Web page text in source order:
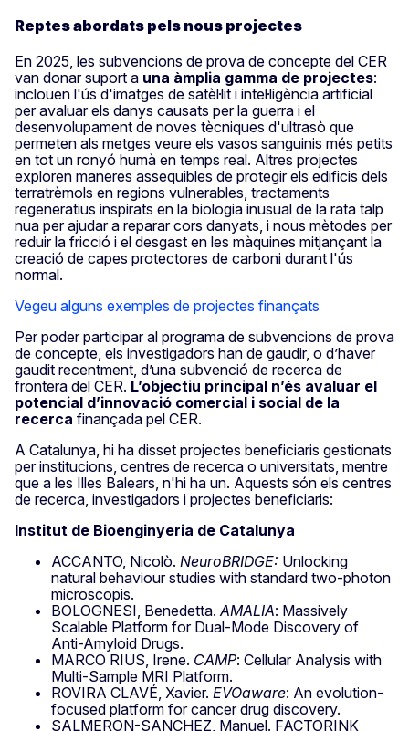
Reptes abordats pels nous projectes
En 2025, les subvencions de prova de concepte del CER
van donar suport a una àmplia gamma de projectes:
inclouen l'ús d'imatges de satèl·lit i intel·ligència artificial
per avaluar els danys causats per la guerra i el
desenvolupament de noves tècniques d'ultrasò que
permeten als metges veure els vasos sanguinis més petits
en tot un ronyó humà en temps real. Altres projectes
exploren maneres assequibles de protegir els edificis dels
terratrèmols en regions vulnerables, tractaments
regeneratius inspirats en la biologia inusual de la rata talp
nua per ajudar a reparar cors danyats, i nous mètodes per
reduir la fricció i el desgast en les màquines mitjançant la
creació de capes protectores de carboni durant l'ús
normal.
Vegeu alguns exemples de projectes finançats
Per poder participar al programa de subvencions de prova
de concepte, els investigadors han de gaudir, o d’haver
gaudit recentment, d’una subvenció de recerca de
frontera del CER. L’objectiu principal n’és avaluar el
potencial d’innovació comercial i social de la
recerca finançada pel CER.
A Catalunya, hi ha disset projectes beneficiaris gestionats
per institucions, centres de recerca o universitats, mentre
que a les Illes Balears, n'hi ha un. Aquests són els centres
de recerca, investigadors i projectes beneficiaris:
Institut de Bioenginyeria de Catalunya
ACCANTO, Nicolò. NeuroBRIDGE: Unlocking
natural behaviour studies with standard two-photon
microscopis.
BOLOGNESI, Benedetta.AMALIA: Massively
Scalable Platform for Dual-Mode Discovery of
Anti-Amyloid Drugs.
MARCO RIUS, Irene. CAMP: Cellular Analysis with
Multi-Sample MRI Platform.
ROVIRA CLAVÉ, Xavier. EVOaware: An evolution-
focused platform for cancer drug discovery.
SALMERON-SANCHEZ, Manuel. FACTORINK